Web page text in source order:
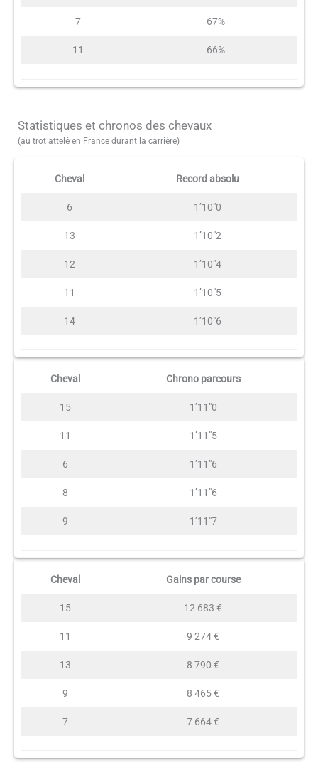
7 67%
11 66%
Statistiques et chronos des chevaux
(au trot attelé en France durant la carrière)
Cheval Record absolu
6 1’10″0
13 1’10″2
12 1’10″4
11 1’10″5
14 1’10″6
Cheval Chrono parcours
15 1’11″0
11 1’11″5
6 1’11″6
8 1’11″6
9 1’11″7
Cheval Gains par course
15 12 683 €
11 9 274 €
13 8 790 €
9 8 465 €
7 7 664 €